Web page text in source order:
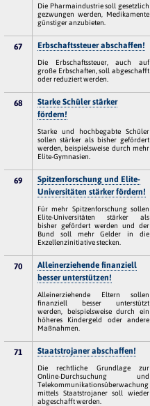
Die Pharmaindustrie soll gesetzlich
gezwungen werden, Medikamente
günstiger anzubieten.
67 Erbschaftssteuer abschaffen!
Die Erbschaftssteuer, auch auf
große Erbschaften, soll abgeschafft
oder reduziert werden.
68
Starke Schüler stärker
fördern!
Starke und hochbegabte Schüler
sollen stärker als bisher gefördert
werden, beispielsweise durch mehr
Elite-Gymnasien.
69
Spitzenforschung und Elite-
Universitäten stärker fördern!
Für mehr Spitzenforschung sollen
Elite-Universitäten stärker als
bisher gefördert werden und der
Bund soll mehr Gelder in die
Exzellenzinitiative stecken.
70
Alleinerziehende finanziell
besser unterstützen!
Alleinerziehende Eltern sollen
finanziell besser unterstützt
werden, beispielsweise durch ein
höheres Kindergeld oder andere
Maßnahmen.
71 Staatstrojaner abschaffen!
Die rechtliche Grundlage zur
Online-Durchsuchung und
Telekommunikationsüberwachung
mittels Staatstrojaner soll wieder
abgeschafft werden.